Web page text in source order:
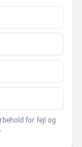
for fejl og
1.119,-
649,-